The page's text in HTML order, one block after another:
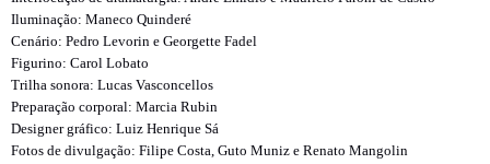
Iluminação: Maneco Quinderé
Cenário: Pedro Levorin e Georgette Fadel
Figurino: Carol Lobato
Trilha sonora: Lucas Vasconcellos
Preparação corporal: Marcia Rubin
Designer gráfico: Luiz Henrique Sá
Fotos de divulgação: Filipe Costa, Guto Muniz e Renato Mangolin